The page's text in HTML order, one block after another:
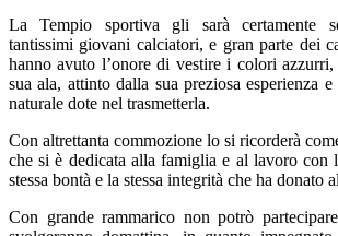
La Tempio sportiva gli sarà certamente
tantissimi giovani calciatori, e gran parte dei
hanno avuto l’onore di vestire i colori azzurri,
sua ala, attinto dalla sua preziosa esperienza
naturale dote nel trasmetterla.
Con altrettanta commozione lo si ricorderà
che si è dedicata alla famiglia e al lavoro con
stessa bontà e la stessa integrità che ha donato
Con grande rammarico non potrò